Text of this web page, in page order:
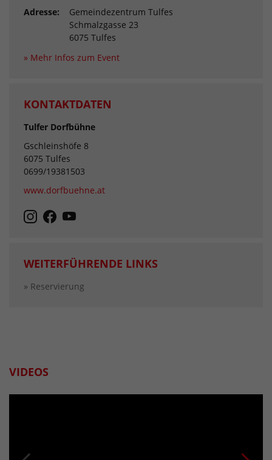
Adresse:
Gemeindezentrum Tulfes
Schmalzgasse 23
6075 Tulfes
» Mehr Infos zum Event
KONTAKTDATEN
Tulfer Dorfbühne
Gschleinshöfe 8
6075 Tulfes
0699/19381503
www.dorfbuehne.at
WEITERFÜHRENDE LINKS
» Reservierung
VIDEOS